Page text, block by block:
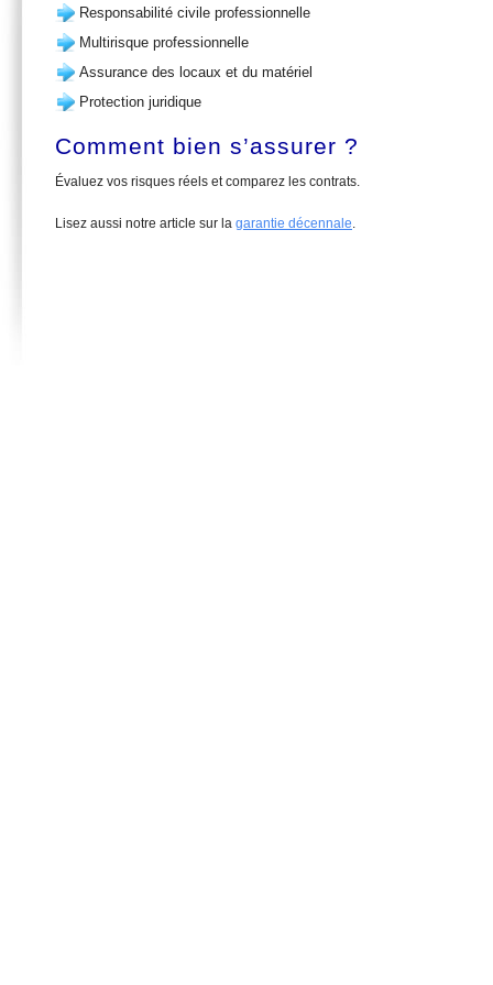
Responsabilité civile professionnelle
Multirisque professionnelle
Assurance des locaux et du matériel
Protection juridique
Comment bien s’assurer ?
Évaluez vos risques réels et comparez les contrats.
Lisez aussi notre article sur la garantie décennale.